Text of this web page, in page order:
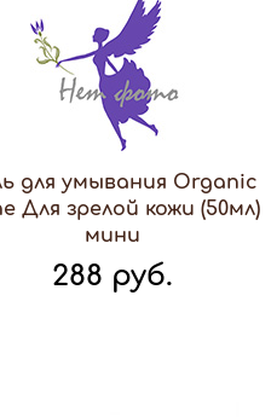
для умывания Organic
Для зрелой кожи (50мл)
мини
288 руб.